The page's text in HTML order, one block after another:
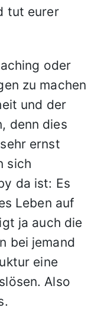
tut eurer
oder
zu machen
und der
denn dies
ernst
sich
da ist: Es
Leben auf
ja auch die
bei jemand
eine
Also